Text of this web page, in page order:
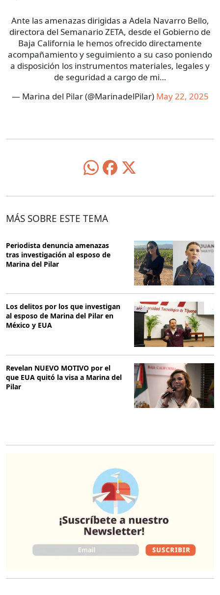
Ante las amenazas dirigidas a Adela Navarro Bello,
directora del Semanario ZETA, desde el Gobierno de
Baja California le hemos ofrecido directamente
acompañamiento y seguimiento a su caso poniendo
a disposición los instrumentos materiales, legales y
de seguridad a cargo de mi…
— Marina del Pilar (@MarinadelPilar) May 22, 2025
MÁS SOBRE ESTE TEMA
Periodista denuncia amenazas
tras investigación al esposo de
Marina del Pilar
Los delitos por los que investigan
al esposo de Marina del Pilar en
México y EUA
Revelan NUEVO MOTIVO por el
que EUA quitó la visa a Marina del
Pilar